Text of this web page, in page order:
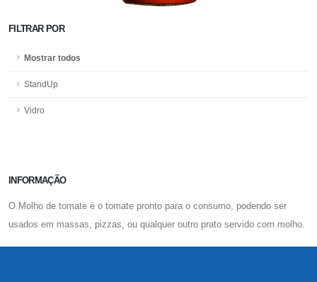
FILTRARPOR
Mostrar todos
StandUp
Vidro
INFORMAÇÃO
O Molho de tomate é o tomate pronto para o consumo, podendo ser
usados em massas, pizzas, ou qualquer outro prato servido com molho.